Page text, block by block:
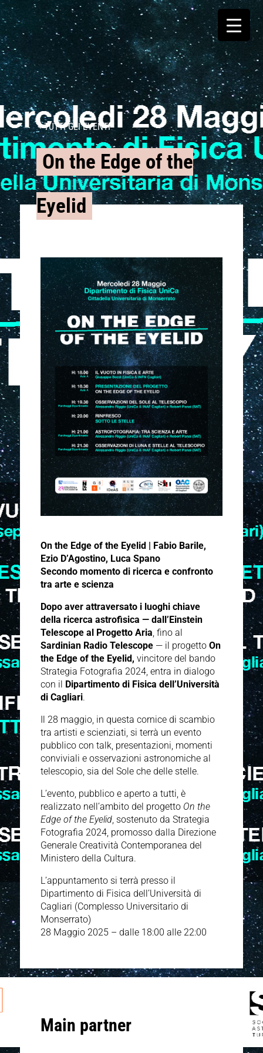
< TUTTI GLI EVENTI
On the Edge of the
Eyelid
On the Edge of the Eyelid | Fabio Barile,
Ezio D’Agostino, Luca Spano
Secondo momento di ricerca e confronto
tra arte e scienza
Dopo aver attraversato i luoghi chiave
della ricerca astrofisica — dall’Einstein
Telescope al Progetto Aria , fino al
Sardinian Radio Telescope— il progetto On
the Edge of the Eyelid, vincitore del bando
Strategia Fotografia 2024, entra in dialogo
con il Dipartimento di Fisica dell’Università
di Cagliari.
Il 28 maggio, in questa cornice di scambio
tra artisti e scienziati, si terrà un evento
pubblico con talk, presentazioni, momenti
conviviali e osservazioni astronomiche al
telescopio, sia del Sole che delle stelle.
L’evento, pubblico e aperto a tutti, è
realizzato nell’ambito del progetto On the
Edge of the Eyelid, sostenuto da Strategia
Fotografia 2024, promosso dalla Direzione
Generale Creatività Contemporanea del
Ministero della Cultura.
L’appuntamento si terrà presso il
Dipartimento di Fisica dell’Università di
Cagliari (Complesso Universitario di
Monserrato)
28 Maggio 2025 – dalle 18:00 alle 22:00
Main partner